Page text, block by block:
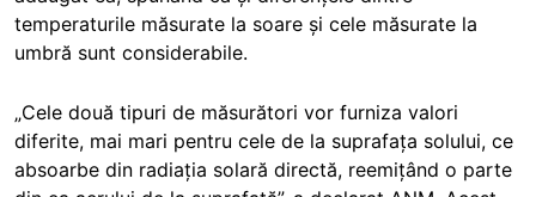
temperaturile măsurate la soare și cele măsurate la
umbră sunt considerabile.
„Cele două tipuri de măsurători vor furniza valori
diferite, mai mari pentru cele de la suprafața solului, ce
absoarbe din radiaţia solară directă, reemițând o parte